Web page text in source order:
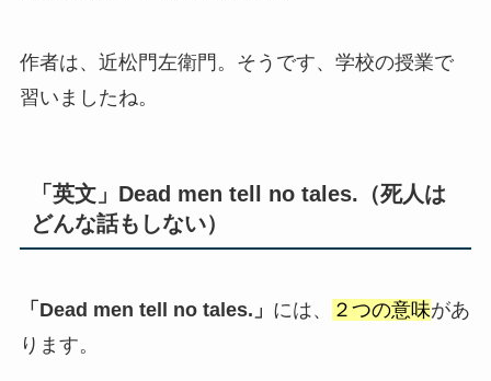
作者は、近松門左衛門。そうです、学校の授業で
習いましたね。
「英文」Dead men tell no tales.（死人は
どんな話もしない）
「Dead men tell no tales.」 には、 ２つの意味があ
ります。